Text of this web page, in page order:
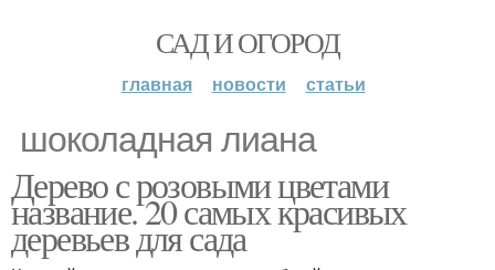
САД И ОГОРОД
главная новости статьи
шоколадная лиана
Дерево с розовыми цветами
название. 20 самых красивых
деревьев для сада